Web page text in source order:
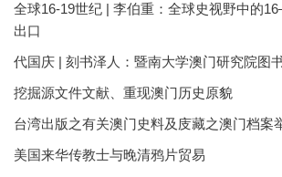
全球16-19世纪 | 李伯重：全球史视野中的
出口
代国庆 | 刻书泽人：暨南大学澳门研究院图
挖掘源文件文献、重现澳门历史原貌
台湾出版之有关澳门史料及庋藏之澳门档案
美国来华传教士与晚清鸦片贸易